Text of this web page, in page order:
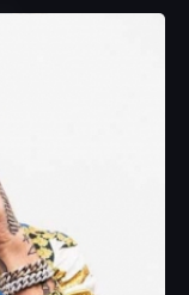
en estilos
Rap.